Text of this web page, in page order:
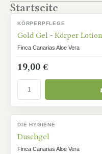
Startseite
KÖRPERPFLEGE
Gold Gel - Körper Lotion
Finca Canarias Aloe Vera
19,00 €
DIE HYGIENE
Duschgel
Finca Canarias Aloe Vera